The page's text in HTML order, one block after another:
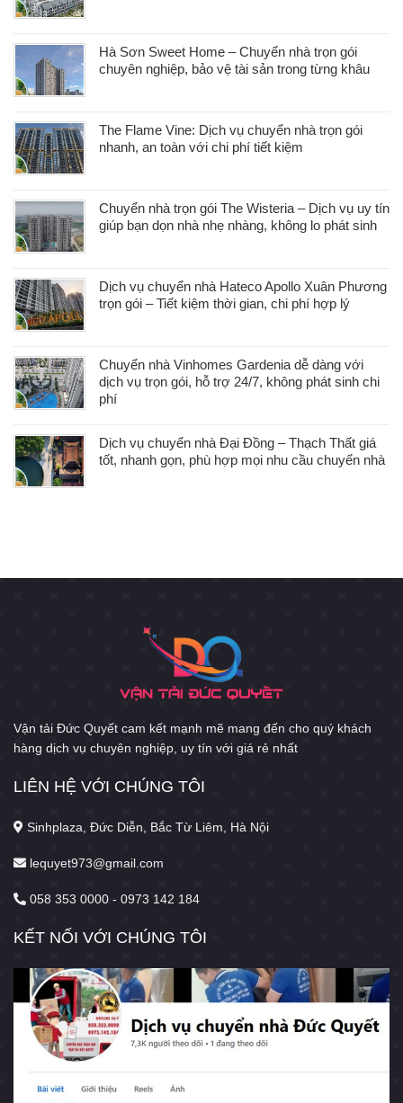
Hà Sơn Sweet Home – Chuyển nhà trọn gói
chuyên nghiệp, bảo vệ tài sản trong từng khâu
The Flame Vine: Dịch vụ chuyển nhà trọn gói
nhanh, an toàn với chi phí tiết kiệm
Chuyển nhà trọn gói The Wisteria – Dịch vụ uy tín
giúp bạn dọn nhà nhẹ nhàng, không lo phát sinh
Dịch vụ chuyển nhà Hateco Apollo Xuân Phương
trọn gói – Tiết kiệm thời gian, chi phí hợp lý
Chuyển nhà Vinhomes Gardenia dễ dàng với
dịch vụ trọn gói, hỗ trợ 24/7, không phát sinh chi
phí
Dịch vụ chuyển nhà Đại Đồng – Thạch Thất giá
tốt, nhanh gọn, phù hợp mọi nhu cầu chuyển nhà
Vận tải Đức Quyết cam kết mạnh mẽ mang đến cho quý khách
hàng dịch vụ chuyên nghiệp, uy tín với giá rẻ nhất
LIÊN HỆ VỚI CHÚNG TÔI
Sinhplaza, Đức Diễn, Bắc Từ Liêm, Hà Nội
lequyet973@gmail.com
058 353 0000 - 0973 142 184
KẾT NỐI VỚI CHÚNG TÔI